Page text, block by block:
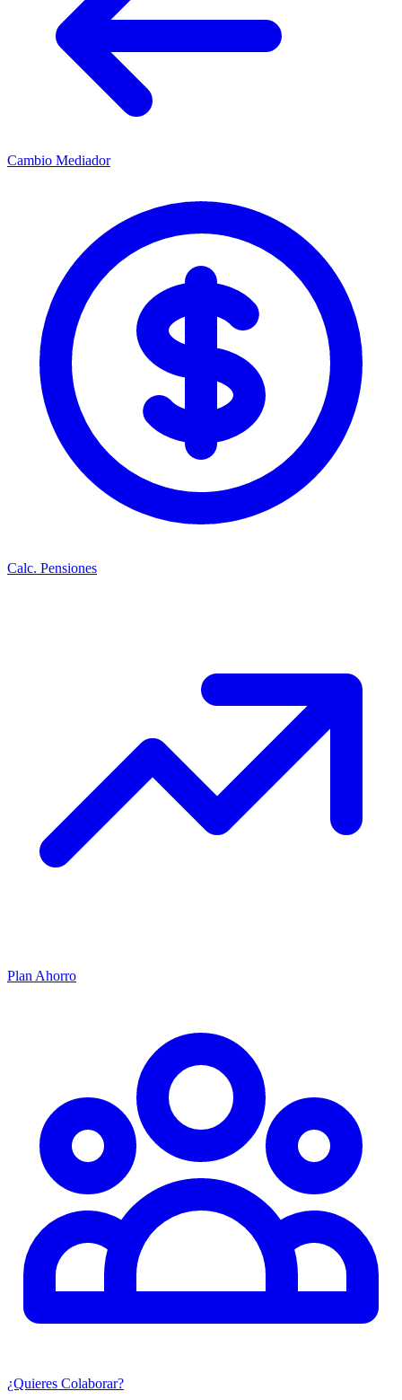
Cambio Mediador
Calc. Pensiones
Plan Ahorro
¿Quieres Colaborar?